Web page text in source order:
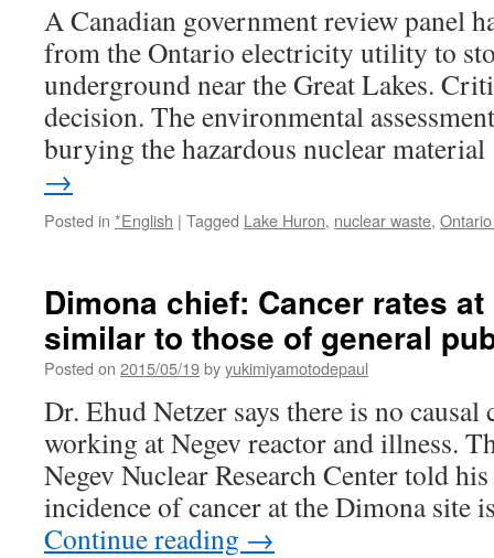
A Canadian government review panel
from the Ontario electricity utility to
underground near the Great Lakes.
decision. The environmental
burying the hazardous nuclear
→
Posted in *English | Tagged Lake Huron, nuclear waste,
Dimona chief: Cancer rates
similar to those of general
Posted on 2015/05/19byyukimiyamotodepaul
Dr. Ehud Netzer says there is no causal
working at Negev reactor and illness.
Negev Nuclear Research Center told
incidence of cancer at the Dimona
Continue reading →